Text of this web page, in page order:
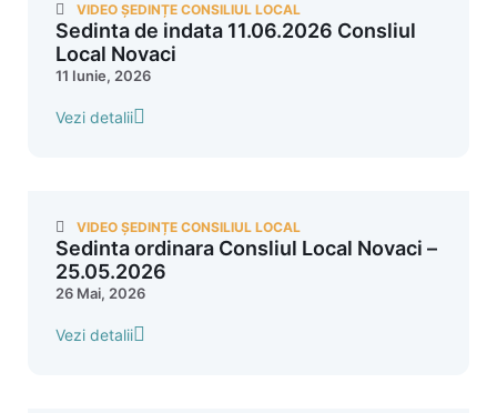
VIDEO ȘEDINȚE CONSILIUL LOCAL
Sedinta de indata 11.06.2026 Consliul
Local Novaci
11 Iunie, 2026
Vezi detalii
VIDEO ȘEDINȚE CONSILIUL LOCAL
Sedinta ordinara Consliul Local Novaci –
25.05.2026
26 Mai, 2026
Vezi detalii